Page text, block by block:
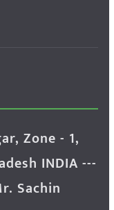
Zone - 1,
INDIA ---
Sachin